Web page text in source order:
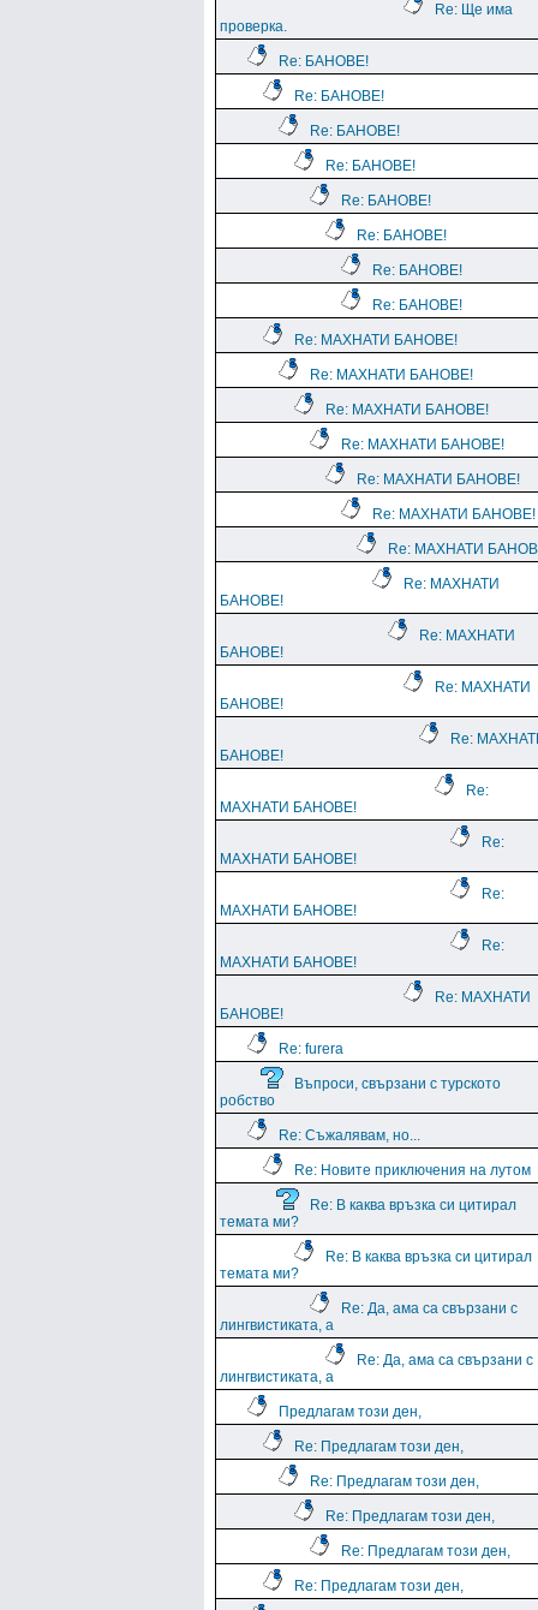
Re: Ще има
проверка.
Re: БАНОВЕ!
Re: БАНОВЕ!
Re: БАНОВЕ!
Re: БАНОВЕ!
Re: БАНОВЕ!
Re: БАНОВЕ!
Re: БАНОВЕ!
Re: БАНОВЕ!
Re: МАХНАТИ БАНОВЕ!
Re: МАХНАТИ БАНОВЕ!
Re: МАХНАТИ БАНОВЕ!
Re: МАХНАТИ БАНОВЕ!
Re: МАХНАТИ БАНОВЕ!
Re: МАХНАТИ БАНОВЕ!
Re: МАХНАТИ
Re: МАХНАТИ
БАНОВЕ!
Re: МАХНАТИ
БАНОВЕ!
Re: МАХНАТИ
БАНОВЕ!
Re:
БАНОВЕ!
Re:
МАХНАТИ БАНОВЕ!
Re:
МАХНАТИ БАНОВЕ!
Re:
МАХНАТИ БАНОВЕ!
Re:
МАХНАТИ БАНОВЕ!
Re: МАХНАТИ
БАНОВЕ!
Re: furera
Въпроси, свързани с турското
робство
Re: Съжалявам, но...
Re: Новите приключения на лутом
Re: В каква връзка си цитирал
темата ми?
Re: В каква връзка си цитирал
темата ми?
Re: Да, ама са свързани с
лингвистиката, а
Re: Да, ама са свързани с
лингвистиката, а
Предлагам този ден,
Re: Предлагам този ден,
Re: Предлагам този ден,
Re: Предлагам този ден,
Re: Предлагам този ден,
Re: Предлагам този ден,